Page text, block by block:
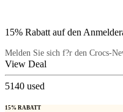
15% Rabatt auf den
Melden Sie sich f?r den Crocs-
View Deal
5140 used
15% RABATT